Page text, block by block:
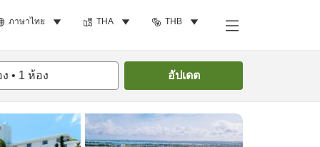
ภาษาไทย THA THB
• 1 ห้อง อัปเดต
ค้นหาห้องพัก